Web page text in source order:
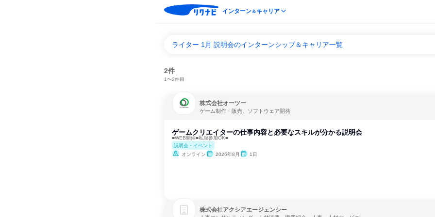
インターン＆キャリア
ライター 1月 説明会のインターンシップ＆キャリア一覧
2件
1〜2件目
株式会社オーツー
ゲーム制作・販売、ソフトウェア開発
ゲームクリエイターの仕事内容と必要なスキルが分かる説明会
■WEB開催■私服参加OK■
説明会・イベント
オンライン
2026年8月 1日
株式会社アクシアエージェンシー